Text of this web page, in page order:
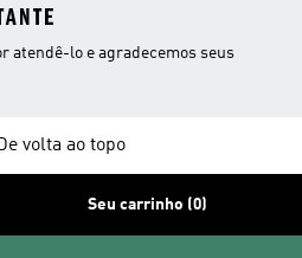
atendê-lo e agradecemos seus
volta ao topo
Seu carrinho (0)